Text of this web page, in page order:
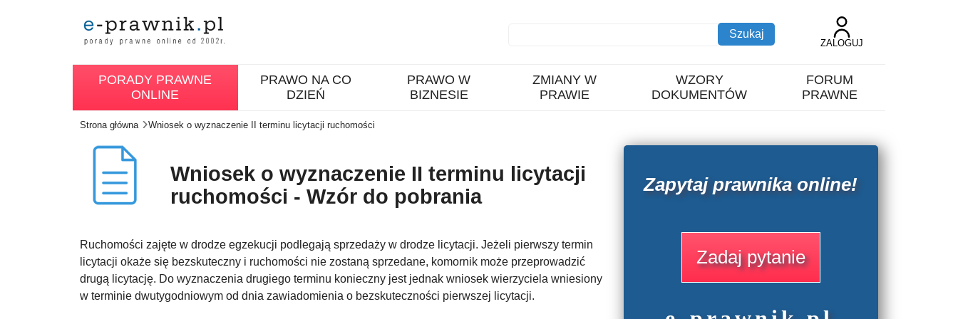
ZALOGUJ
PORADY PRAWNE
ONLINE
PRAWO NA CO
DZIEŃ
PRAWO W
BIZNESIE
ZMIANY W
PRAWIE
WZORY
DOKUMENTÓW
FORUM
PRAWNE
Strona główna Wniosek o wyznaczenie II terminu licytacji ruchomości
Wniosek o wyznaczenie II terminu licytacji
ruchomości - Wzór do pobrania
Ruchomości zajęte w drodze egzekucji podlegają sprzedaży w drodze licytacji. Jeżeli pierwszy termin
licytacji okaże się bezskuteczny i ruchomości nie zostaną sprzedane, komornik może przeprowadzić
drugą licytację. Do wyznaczenia drugiego terminu konieczny jest jednak wniosek wierzyciela wniesiony
w terminie dwutygodniowym od dnia zawiadomienia o bezskuteczności pierwszej licytacji.
Zapytaj prawnika online!
Zadaj pytanie